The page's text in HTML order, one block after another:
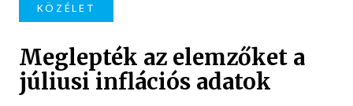
KÖZÉLET
Meglepték az elemzőket a
júliusi inflációs adatok